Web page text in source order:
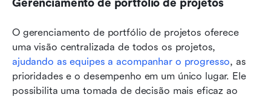
Gerenciamento de portfólio de projetos
O gerenciamento de portfólio de projetos oferece
ajudando as equipes a acompanhar o progresso, as
prioridades e o desempenho em um único lugar. Ele
possibilita uma tomada de decisão mais eficaz ao